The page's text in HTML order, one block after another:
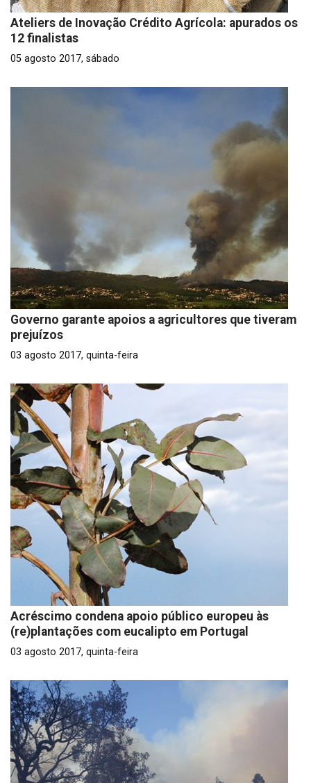
Ateliers de Inovação Crédito Agrícola: apurados os
12 finalistas
05 agosto 2017, sábado
Governo garante apoios a agricultores que tiveram
prejuízos
03 agosto 2017, quinta-feira
Acréscimo condena apoio público europeu às
(re)plantações com eucalipto em Portugal
03 agosto 2017, quinta-feira